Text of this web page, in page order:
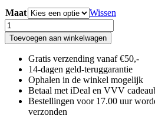
Maat
Wissen
Trui
Moorland
aantal
Toevoegen aan winkelwagen
Gratis verzending vanaf €50,-
14-dagen geld-teruggarantie
Ophalen in de winkel mogelijk
Betaal met iDeal en VVV
Bestellingen voor 17.00 uur
verzonden